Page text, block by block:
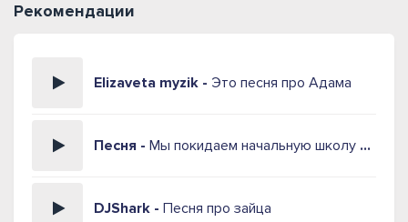
Рекомендации
Elizaveta myzik - Это песня про Адама
Песня - Мы покидаем начальную школу песня
DJShark - Песня про зайца